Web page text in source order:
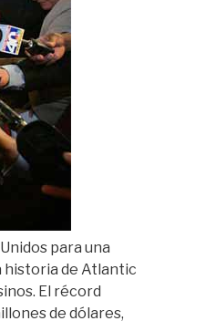
para una
historia de Atlantic
El récord
de dólares,